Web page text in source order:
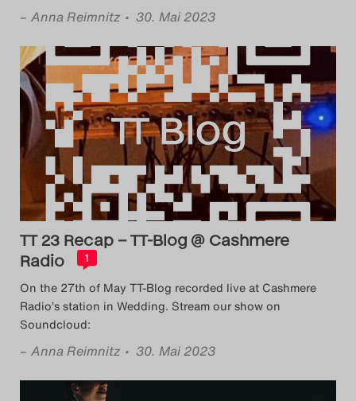
– Anna Reimnitz • 30. Mai 2023
TT 23 Recap – TT-Blog @ Cashmere
Radio
1
On the 27th of May TT-Blog recorded live at Cashmere
Radio’s station in Wedding. Stream our show on
Soundcloud:
– Anna Reimnitz • 30. Mai 2023